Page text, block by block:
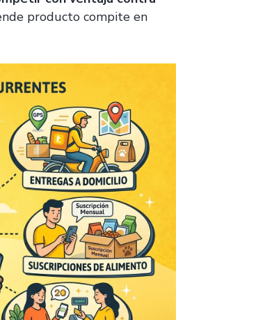
producto compite en